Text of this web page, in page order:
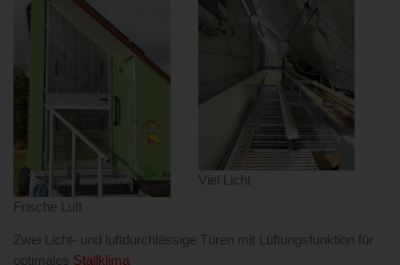
Frische Luft
Viel Licht
Zwei Licht- und luftdurchlässige Türen mit Lüftungsfunktion für
optimales Stallklima